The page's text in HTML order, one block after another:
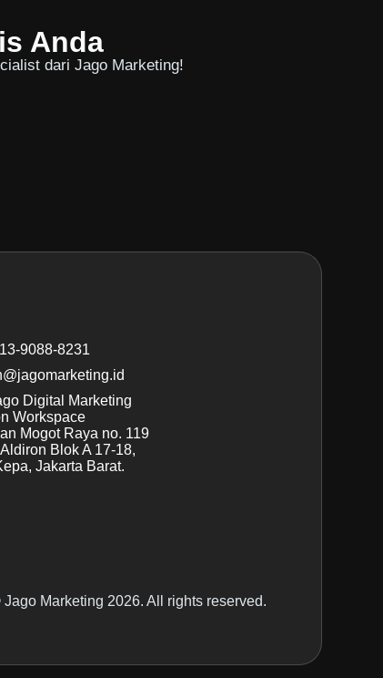
Anda
dari Jago Marketing!
9088-8231
Digital Marketing
Workspace
Mogot Raya no. 119
Blok A 17-18,
Jakarta Barat.
Marketing 2026. All rights reserved.